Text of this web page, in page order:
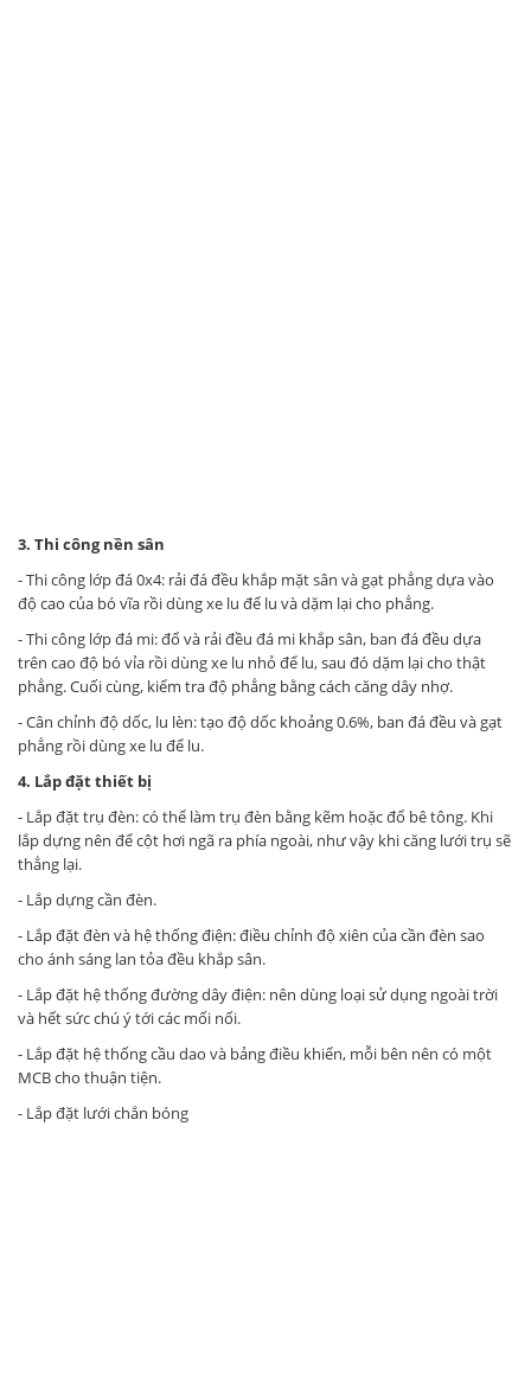
3. Thi công nền sân
- Thi công lớp đá 0x4: rải đá đều khắp mặt sân và gạt phẳng dựa vào
độ cao của bó vĩa rồi dùng xe lu để lu và dặm lại cho phẳng.
- Thi công lớp đá mi: đổ và rải đều đá mi khắp sân, ban đá đều dựa
trên cao độ bó vỉa rồi dùng xe lu nhỏ để lu, sau đó dặm lại cho thật
phẳng. Cuối cùng, kiểm tra độ phẳng bằng cách căng dây nhợ.
- Cân chỉnh độ dốc, lu lèn: tạo độ dốc khoảng 0.6%, ban đá đều và gạt
phẳng rồi dùng xe lu để lu.
4. Lắp đặt thiết bị
- Lắp đặt trụ đèn: có thể làm trụ đèn bằng kẽm hoặc đổ bê tông. Khi
lắp dựng nên để cột hơi ngã ra phía ngoài, như vậy khi căng lưới trụ sẽ
thẳng lại.
- Lắp dựng cần đèn.
- Lắp đặt đèn và hệ thống điện: điều chỉnh độ xiên của cần đèn sao
cho ánh sáng lan tỏa đều khắp sân.
- Lắp đặt hệ thống đường dây điện: nên dùng loại sử dụng ngoài trời
và hết sức chú ý tới các mối nối.
- Lắp đặt hệ thống cầu dao và bảng điều khiển, mỗi bên nên có một
MCB cho thuận tiện.
- Lắp đặt lưới chắn bóng